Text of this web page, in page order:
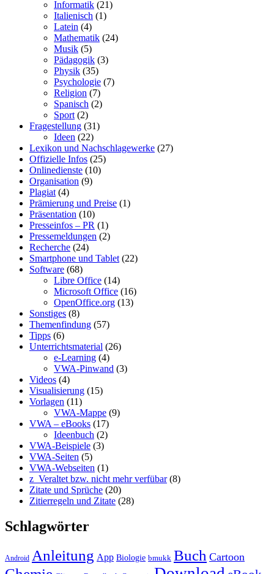
Informatik (21)
Italienisch (1)
Latein (4)
Mathematik (24)
Musik (5)
Pädagogik (3)
Physik (35)
Psychologie (7)
Religion (7)
Spanisch (2)
Sport (2)
Fragestellung (31)
Ideen (22)
Lexikon und Nachschlagewerke (27)
Offizielle Infos (25)
Onlinedienste (10)
Organisation (9)
Plagiat (4)
Prämierung und Preise (1)
Präsentation (10)
Presseinfos – PR (1)
Pressemeldungen (2)
Recherche (24)
Smartphone und Tablet (22)
Software (68)
Libre Office (14)
Microsoft Office (16)
OpenOffice.org (13)
Sonstiges (8)
Themenfindung (57)
Tipps (6)
Unterrichtsmaterial (26)
e-Learning (4)
VWA-Pinwand (3)
Videos (4)
Visualisierung (15)
Vorlagen (11)
VWA-Mappe (9)
VWA – eBooks (17)
Ideenbuch (2)
VWA-Beispiele (3)
VWA-Seiten (5)
VWA-Webseiten (1)
z_Veraltet bzw. nicht mehr verfübar(8)
Zitate und Sprüche (20)
Zitierregeln und Zitate (28)
Schlagwörter
Android Anleitung App Biologie bmukk Buch Cartoon